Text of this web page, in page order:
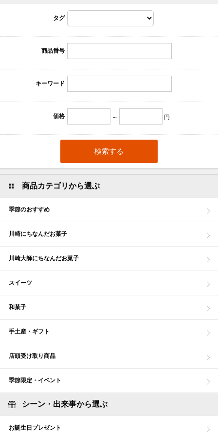
タグ
商品番号
キーワード
価格 ～ 円
商品カテゴリから選ぶ
季節のおすすめ
川崎にちなんだお菓子
川崎大師にちなんだお菓子
スイーツ
和菓子
手土産・ギフト
店頭受け取り商品
季節限定・イベント
シーン・出来事から選ぶ
お誕生日プレゼント